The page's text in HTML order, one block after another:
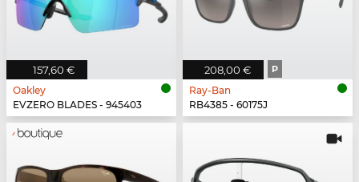
157,60 €
Oakley
EVZERO BLADES - 945403
208,00 € P
Ray-Ban
RB4385 - 60175J